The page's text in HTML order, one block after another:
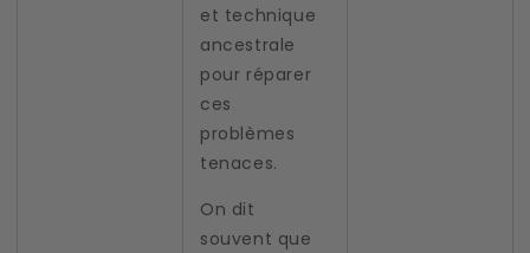
et technique
ancestrale
pour réparer
ces
problèmes
tenaces.
On dit
souvent que